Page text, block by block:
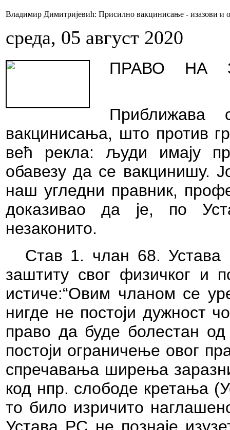
Владимир Димитријевић: Присилно вакцинисање - изазови и
среда, 05 август 2020
ПРАВО НА
Приближава
вакцинисања, што против
већ рекла: људи имају
обавезу да се вакцинишу.
наш угледни правник,
доказивао да је, по
незаконито.
Став 1. члан 68.
заштиту свог физичког и
истиче:“Овим чланом се
нигде не постоји дужност
право да буде болестан
постоји ограничење овог
спречавања ширења
код нпр. слободе кретања
то било изричито